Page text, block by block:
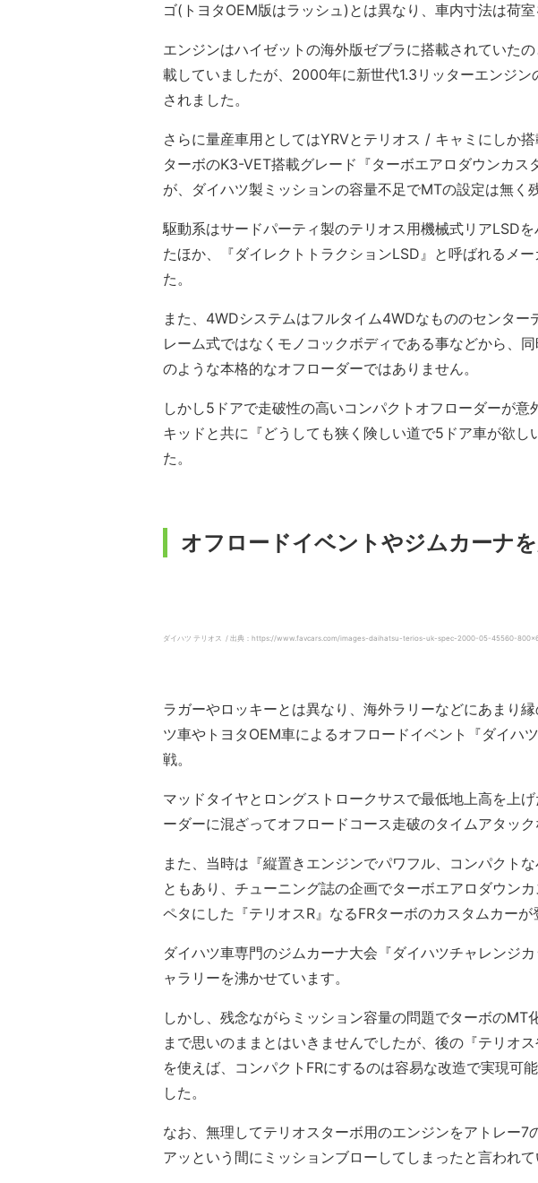
ゴ(トヨタOEM版はラッシュ)とは異なり、車内寸法は荷室
エンジンはハイゼットの海外版ゼブラに搭載されていた
載していましたが、2000年に新世代1.3リッターエンジ
されました。
さらに量産車用としてはYRVとテリオス / キャミにしか
ターボのK3-VET搭載グレード『ターボエアロダウンカス
が、ダイハツ製ミッションの容量不足でMTの設定は無く
駆動系はサードパーティ製のテリオス用機械式リアLSD
たほか、『ダイレクトトラクションLSD』と呼ばれるメ
た。
また、4WDシステムはフルタイム4WDなもののセンター
レーム式ではなくモノコックボディである事などから、
のような本格的なオフローダーではありません。
しかし5ドアで走破性の高いコンパクトオフローダーが意
キッドと共に『どうしても狭く険しい道で5ドア車が欲し
た。
オフロードイベントやジムカーナ
ダイハツ テリオス / 出典：https://www.favcars.com/images-daihatsu-terios-uk-spec-2000-05-45560-
ラガーやロッキーとは異なり、海外ラリーなどにあまり
ツ車やトヨタOEM車によるオフロードイベント『ダイハ
戦。
マッドタイヤとロングストロークサスで最低地上高を上
ーダーに混ざってオフロードコース走破のタイムアタック
また、当時は『縦置きエンジンでパワフル、コンパクト
ともあり、チューニング誌の企画でターボエアロダウン
ペタにした『テリオスR』なるFRターボのカスタムカーが
ダイハツ車専門のジムカーナ大会『ダイハツチャレンジ
ャラリーを沸かせています。
しかし、残念ながらミッション容量の問題でターボのMT
まで思いのままとはいきませんでしたが、後の『テリオ
を使えば、コンパクトFRにするのは容易な改造で実現可
した。
なお、無理してテリオスターボ用のエンジンをアトレー7
アッという間にミッションブローしてしまったと言われて